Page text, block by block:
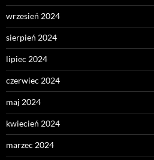
wrzesień 2024
sierpień 2024
lipiec 2024
czerwiec 2024
maj 2024
kwiecień 2024
marzec 2024